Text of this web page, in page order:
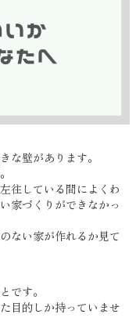
な壁があります。
往している間によくわ
家づくりができなかっ
ない家が作れるか見て
です。
目的しか持っていませ